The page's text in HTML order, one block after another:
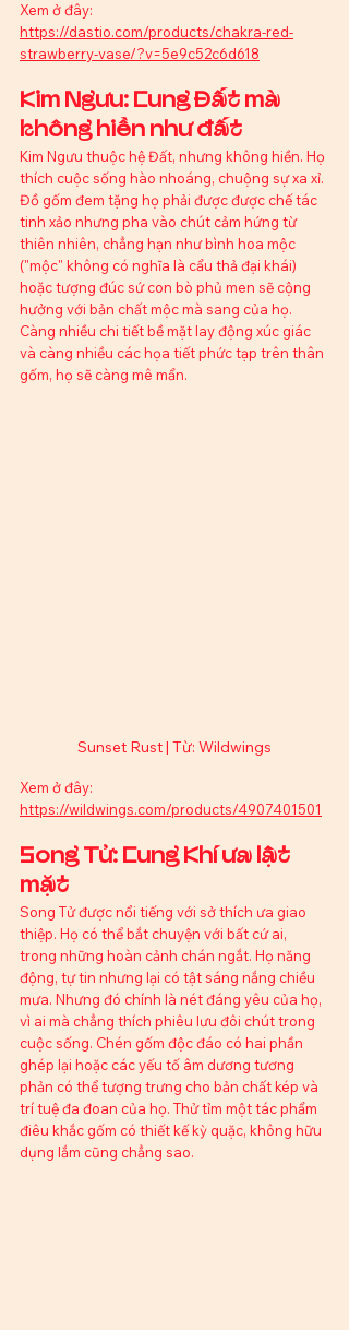
Xem ở đây:
https://dastio.com/products/chakra-red-
strawberry-vase/?v=5e9c52c6d618
Kim Ngưu: Cung Đất mà
không hiền như đất
Kim Ngưu thuộc hệ Đất, nhưng không hiền. Họ
thích cuộc sống hào nhoáng, chuộng sự xa xỉ.
Đồ gốm đem tặng họ phải được được chế tác
tinh xảo nhưng pha vào chút cảm hứng từ
thiên nhiên, chẳng hạn như bình hoa mộc
("mộc" không có nghĩa là cẩu thả đại khái)
hoặc tượng đúc sứ con bò phủ men sẽ cộng
hưởng với bản chất mộc mà sang của họ.
Càng nhiều chi tiết bề mặt lay động xúc giác
và càng nhiều các họa tiết phức tạp trên thân
gốm, họ sẽ càng mê mẩn.
Sunset Rust | Từ: Wildwings
Xem ở đây:
https://wildwings.com/products/4907401501
Song Tử: Cung Khí ưa lật
mặt
Song Tử được nổi tiếng với sở thích ưa giao
thiệp. Họ có thể bắt chuyện với bất cứ ai,
trong những hoàn cảnh chán ngắt. Họ năng
động, tự tin nhưng lại có tật sáng nắng chiều
mưa. Nhưng đó chính là nét đáng yêu của họ,
vì ai mà chẳng thích phiêu lưu đôi chút trong
cuộc sống. Chén gốm độc đáo có hai phần
ghép lại hoặc các yếu tố âm dương tương
phản có thể tượng trưng cho bản chất kép và
trí tuệ đa đoan của họ. Thử tỉm một tác phẩm
điêu khắc gốm có thiết kế kỳ quặc, không hữu
dụng lắm cũng chẳng sao.